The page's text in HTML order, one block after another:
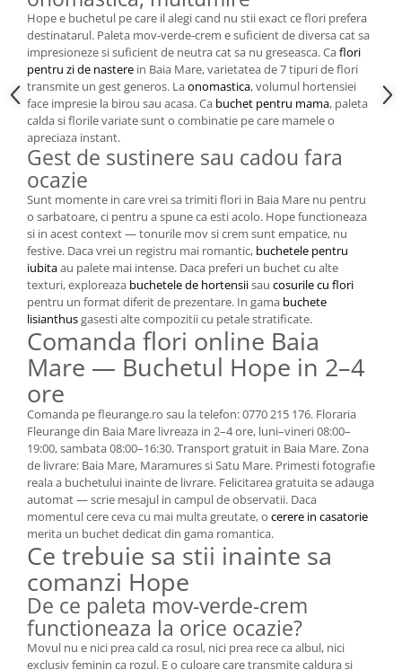
Hope e buchetul pe care il alegi cand nu stii exact ce flori prefera
destinatarul. Paleta mov-verde-crem e suficient de diversa cat sa
impresioneze si suficient de neutra cat sa nu greseasca. Caflori
pentru zi de nastere in Baia Mare, varietatea de 7 tipuri de flori
transmite un gest generos. Laonomastica, volumul hortensiei
face impresie la birou sau acasa. Ca buchet pentru mama, paleta
calda si florile variate sunt o combinatie pe care mamele o
apreciaza instant.
Gest de sustinere sau cadou fara
ocazie
Sunt momente in care vrei sa trimiti flori in Baia Mare nu pentru
o sarbatoare, ci pentru a spune ca esti acolo. Hope functioneaza
si in acest context — tonurile mov si crem sunt empatice, nu
festive. Daca vrei un registru mai romantic, buchetele pentru
iubitaau palete mai intense. Daca preferi un buchet cu alte
texturi, exploreaza buchetele de hortensiisau cosurile cu flori
pentru un format diferit de prezentare. In gama buchete
lisianthusgasesti alte compozitii cu petale stratificate.
Comanda flori online Baia
Mare — Buchetul Hope in 2–4
ore
Comanda pe fleurange.ro sau la telefon: 0770 215 176. Floraria
Fleurange din Baia Mare livreaza in 2–4 ore, luni–vineri 08:00–
19:00, sambata 08:00–16:30. Transport gratuit in Baia Mare. Zona
de livrare: Baia Mare, Maramures si Satu Mare. Primesti fotografie
reala a buchetului inainte de livrare. Felicitarea gratuita se adauga
automat — scrie mesajul in campul de observatii. Daca
momentul cere ceva cu mai multa greutate, o cerere in casatorie
merita un buchet dedicat din gama romantica.
Ce trebuie sa stii inainte sa
comanzi Hope
De ce paleta mov-verde-crem
functioneaza la orice ocazie?
Movul nu e nici prea cald ca rosul, nici prea rece ca albul, nici
exclusiv feminin ca rozul. E o culoare care transmite caldura si